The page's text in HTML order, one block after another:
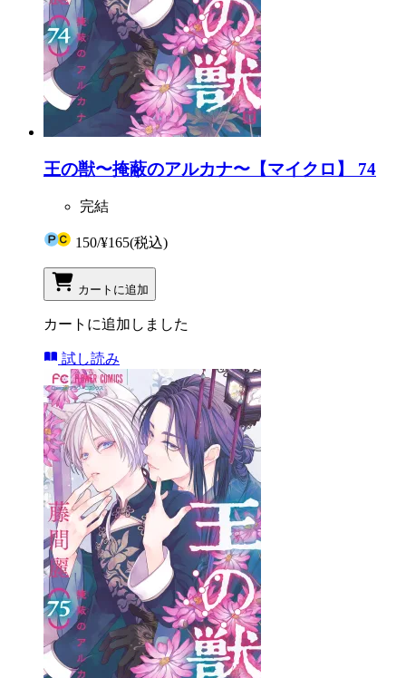
王の獣〜掩蔽のアルカナ〜【マイクロ】 74
完結
150/¥165(税込)
カートに追加
カートに追加しました
試し読み